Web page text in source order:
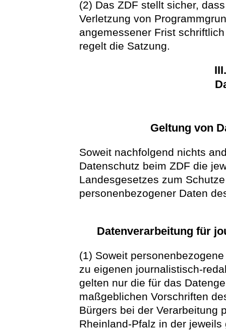
(2) Das ZDF stellt sicher,
Verletzung von
angemessener Frist
regelt die Satzung.
Geltung von
Soweit nachfolgend nichts
Datenschutz beim ZDF die
Landesgesetzes zum
personenbezogener Daten
Datenverarbeitung für
(1) Soweit
zu eigenen journalistisch-
gelten nur die für das
maßgeblichen Vorschriften
Bürgers bei der Verarbeitung
Rheinland-Pfalz in der